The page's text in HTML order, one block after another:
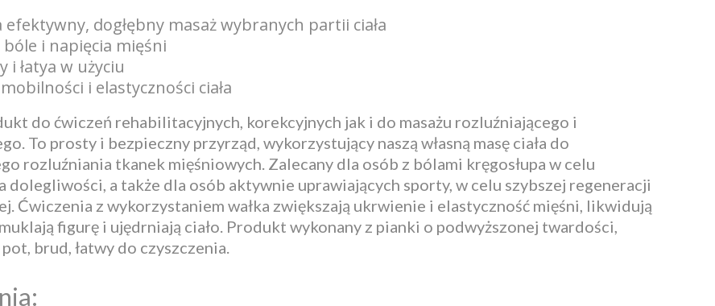
efektywny, dogłębny masaż wybranych partii ciała
bóle i napięcia mięśni
i łatya w użyciu
i elastyczności ciała
do ćwiczeń rehabilitacyjnych, korekcyjnych jak i do masażu rozluźniającego i
To prosty i bezpieczny przyrząd, wykorzystujący naszą własną masę ciała do
rozluźniania tkanek mięśniowych. Zalecany dla osób z bólami kręgosłupa w celu
dolegliwości, a także dla osób aktywnie uprawiających sporty, w celu szybszej regeneracji
Ćwiczenia z wykorzystaniem wałka zwiększają ukrwienie i elastyczność mięśni, likwidują
figurę i ujędrniają ciało. Produkt wykonany z pianki o podwyższonej twardości,
brud, łatwy do czyszczenia.